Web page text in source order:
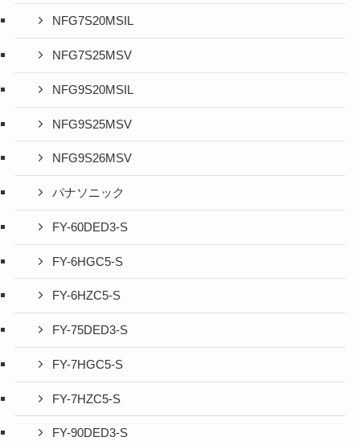
NFG7S20MSIL
NFG7S25MSV
NFG9S20MSIL
NFG9S25MSV
NFG9S26MSV
パナソニック
FY-60DED3-S
FY-6HGC5-S
FY-6HZC5-S
FY-75DED3-S
FY-7HGC5-S
FY-7HZC5-S
FY-90DED3-S